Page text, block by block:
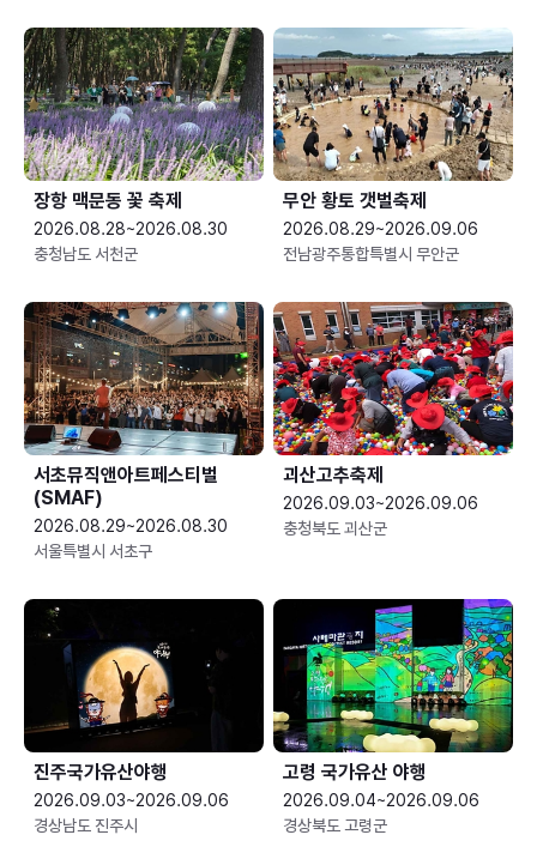
장항 맥문동 꽃 축제
2026.08.28~2026.08.30
충청남도 서천군
무안 황토 갯벌축제
2026.08.29~2026.09.06
전남광주통합특별시 무안군
서초뮤직앤아트페스티벌
(SMAF)
2026.08.29~2026.08.30
서울특별시 서초구
괴산고추축제
2026.09.03~2026.09.06
충청북도 괴산군
진주국가유산야행
2026.09.03~2026.09.06
경상남도 진주시
고령 국가유산 야행
2026.09.04~2026.09.06
경상북도 고령군